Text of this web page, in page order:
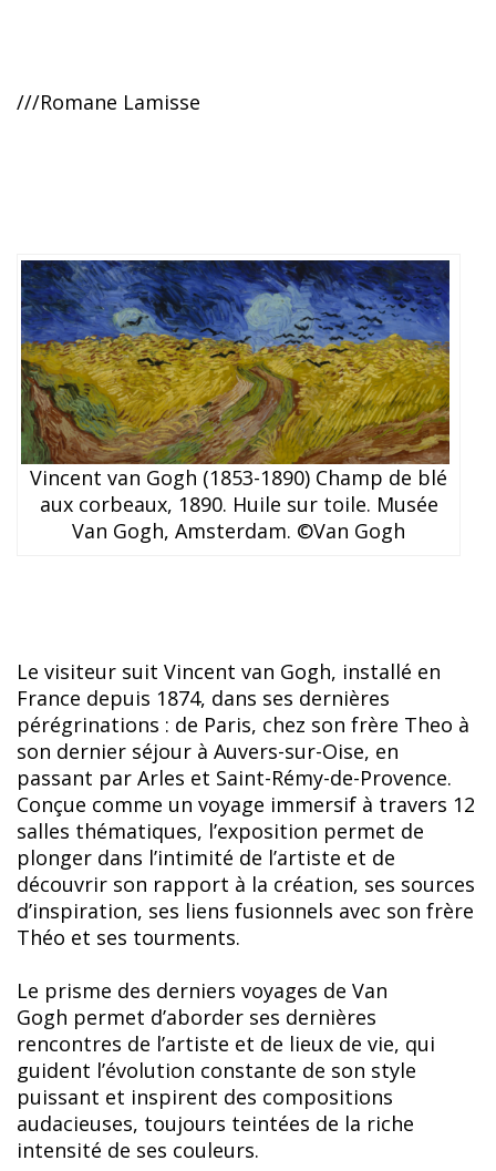
///Romane Lamisse
Vincent van Gogh (1853-1890) Champ de blé
aux corbeaux, 1890. Huile sur toile. Musée
Van Gogh, Amsterdam. ©Van Gogh
Le visiteur suit Vincent van Gogh, installé en
France depuis 1874, dans ses dernières
pérégrinations : de Paris, chez son frère Theo à
son dernier séjour à Auvers-sur-Oise, en
passant par Arles et Saint-Rémy-de-Provence.
Conçue comme un voyage immersif à travers 12
salles thématiques, l’exposition permet de
plonger dans l’intimité de l’artiste et de
découvrir son rapport à la création, ses sources
d’inspiration, ses liens fusionnels avec son frère
Théo et ses tourments.
Le prisme des derniers voyages de Van
Gogh permet d’aborder ses dernières
rencontres de l’artiste et de lieux de vie, qui
guident l’évolution constante de son style
puissant et inspirent des compositions
audacieuses, toujours teintées de la riche
intensité de ses couleurs.